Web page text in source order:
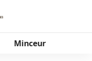
Minceur